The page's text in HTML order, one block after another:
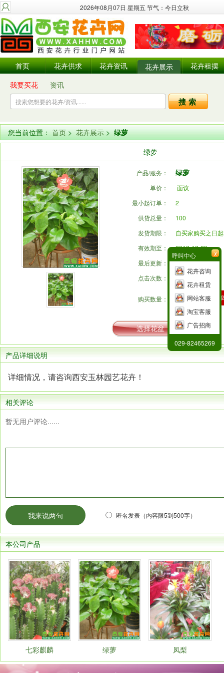
2026年08月07日 星期五 节气：今日立秋
首页 花卉供求 花卉资讯 花卉展示
花卉租摆
我要买花
资讯
您当前位置：首页>花卉展示>绿萝
绿萝
产品/服务： 绿萝
单价：
面议
最小起订单：
2
供货总量：
100
发货期限：
自买家购买之日
有效期至：
2012-12-29
最后更新：
1970/01/01
点击次数：
2437
购买数量：
选择花盆
产品详细说明
详细情况，请咨询西安玉林园艺花卉！
相关评论
暂无用户评论......
匿名发表（内容限5到500字）
本公司产品
七彩麒麟 绿萝 凤梨
呼叫中心 x
花卉咨询
花卉租赁
网站客服
淘宝客服
广告招商
029-82465269